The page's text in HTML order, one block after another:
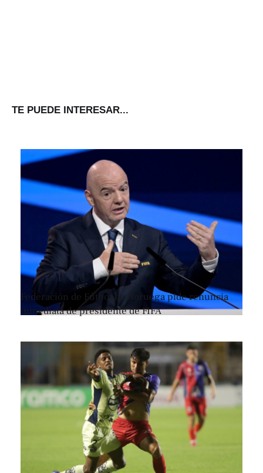
TE PUEDE INTERESAR...
Federación de Fútbol de Noruega pide renuncia
inmediata de presidente de FIFA